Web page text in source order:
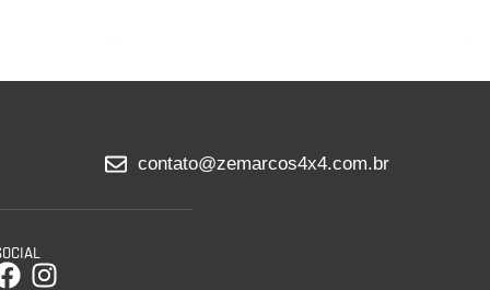
contato@zemarcos4x4.com.br